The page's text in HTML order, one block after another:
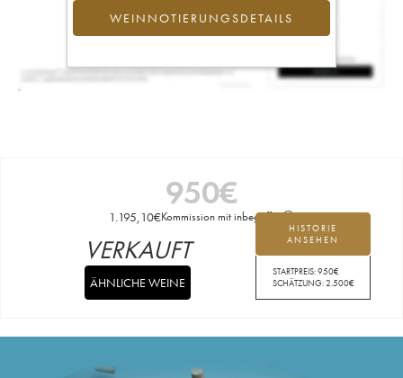
WEINNOTIERUNGSDETAILS
950€
1.195,10€Kommission mit inbegriffen
HISTORIE
ANSEHEN
STARTPREIS:950€
SCHÄTZUNG:2.500€
VERKAUFT
ÄHNLICHE WEINE